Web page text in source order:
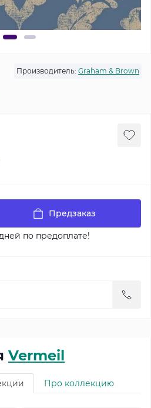
Производитель: Graham & Brown
Предзаказ
по предоплате!
Vermeil
Про коллекцию